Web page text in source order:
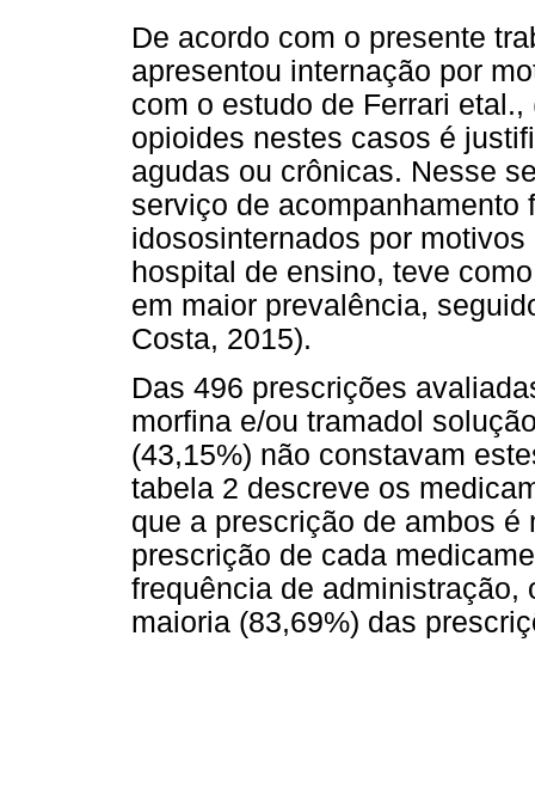
De acordo com o presente
apresentou internação por
com o estudo de Ferrari
opioides nestes casos é
agudas ou crônicas. Nesse
serviço de acompanhamento
idososinternados por
hospital de ensino, teve
em maior prevalência,
Costa, 2015).
Das 496 prescrições
morfina e/ou tramadol
(43,15%) não constavam
tabela 2 descreve os
que a prescrição de ambos
prescrição de cada
frequência de administração,
maioria (83,69%) das